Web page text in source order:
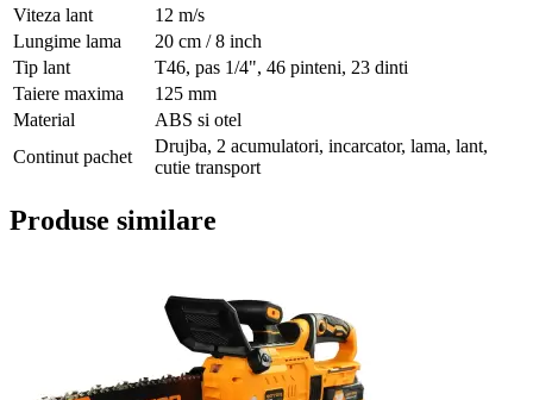
Viteza lant
12 m/s
Lungime lama
20 cm / 8 inch
Tip lant
T46, pas 1/4", 46 pinteni, 23 dinti
Taiere maxima
125 mm
Material
ABS si otel
Continut pachet
Drujba, 2 acumulatori, incarcator, lama, lant,
cutie transport
Produse similare